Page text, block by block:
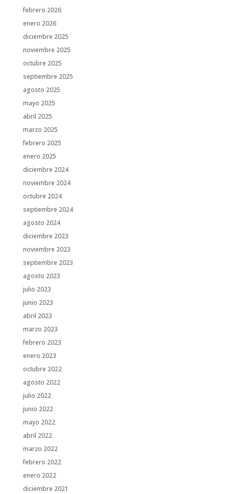
febrero 2026
enero 2026
diciembre 2025
noviembre 2025
octubre 2025
septiembre 2025
agosto 2025
mayo 2025
abril 2025
marzo 2025
febrero 2025
enero 2025
diciembre 2024
noviembre 2024
octubre 2024
septiembre 2024
agosto 2024
diciembre 2023
noviembre 2023
septiembre 2023
agosto 2023
julio 2023
junio 2023
abril 2023
marzo 2023
febrero 2023
enero 2023
octubre 2022
agosto 2022
julio 2022
junio 2022
mayo 2022
abril 2022
marzo 2022
febrero 2022
enero 2022
diciembre 2021